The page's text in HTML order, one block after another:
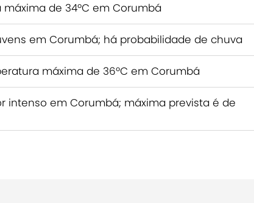
de 34ºC em Corumbá
em Corumbá; há probabilidade de chuva
máxima de 36ºC em Corumbá
intenso em Corumbá; máxima prevista é de